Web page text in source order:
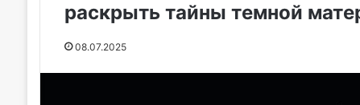
раскрыть тайны темной
08.07.2025